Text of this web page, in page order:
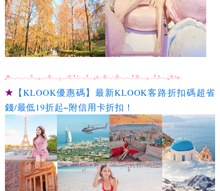
★ 【KLOOK優惠碼】最新KLOOK客路折扣碼超省
錢/最低19折起~附信用卡折扣！